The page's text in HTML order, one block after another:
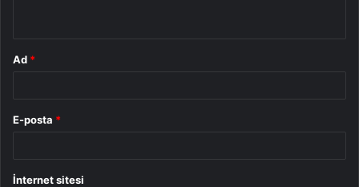
Ad *
E-posta *
İnternet sitesi